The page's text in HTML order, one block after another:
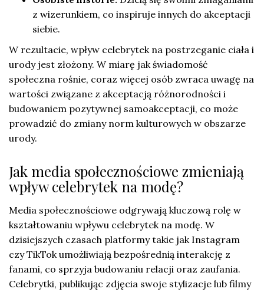
z wizerunkiem, co inspiruje innych do akceptacji
siebie.
W rezultacie, wpływ celebrytek na postrzeganie ciała i
urody jest złożony. W miarę jak świadomość
społeczna rośnie, coraz więcej osób zwraca uwagę na
wartości związane z akceptacją różnorodności i
budowaniem pozytywnej samoakceptacji, co może
prowadzić do zmiany norm kulturowych w obszarze
urody.
Jak media społecznościowe zmieniają
wpływ celebrytek na modę?
Media społecznościowe odgrywają kluczową rolę w
kształtowaniu wpływu celebrytek na modę. W
dzisiejszych czasach platformy takie jak Instagram
czy TikTok umożliwiają bezpośrednią interakcję z
fanami, co sprzyja budowaniu relacji oraz zaufania.
Celebrytki, publikując zdjęcia swoje stylizacje lub filmy